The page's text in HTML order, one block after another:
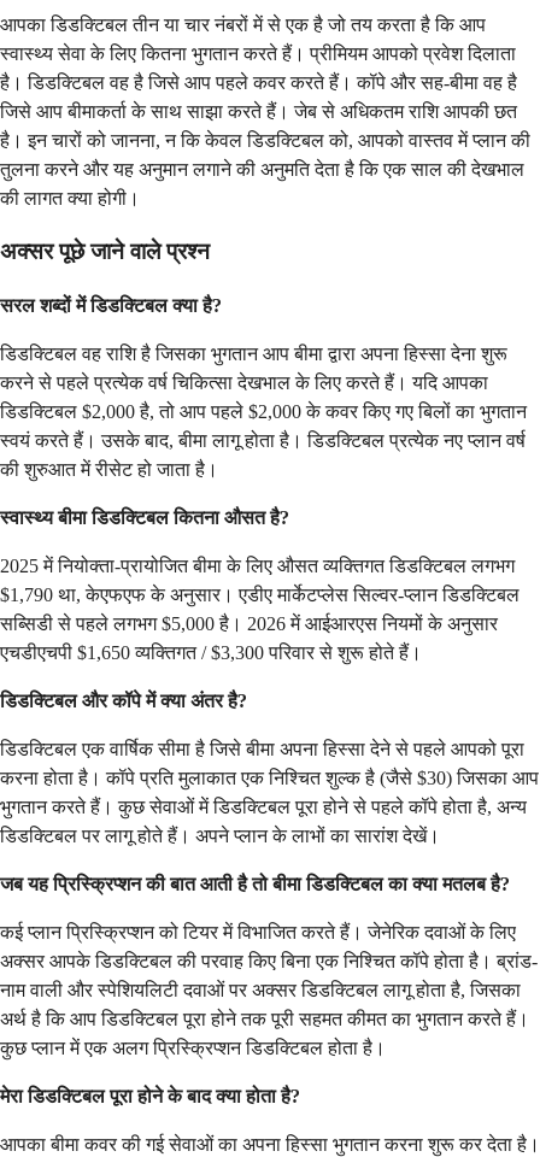
आपका डिडक्टिबल तीन या चार नंबरों में से एक है जो तय करता है कि आप
स्वास्थ्य सेवा के लिए कितना भुगतान करते हैं। प्रीमियम आपको प्रवेश दिलाता
है। डिडक्टिबल वह है जिसे आप पहले कवर करते हैं। कॉपे और सह-बीमा वह है
जिसे आप बीमाकर्ता के साथ साझा करते हैं। जेब से अधिकतम राशि आपकी छत
है। इन चारों को जानना, न कि केवल डिडक्टिबल को, आपको वास्तव में प्लान की
तुलना करने और यह अनुमान लगाने की अनुमति देता है कि एक साल की देखभाल
की लागत क्या होगी।
अक्सर पूछे जाने वाले प्रश्न
सरल शब्दों में डिडक्टिबल क्या है?
डिडक्टिबल वह राशि है जिसका भुगतान आप बीमा द्वारा अपना हिस्सा देना शुरू
करने से पहले प्रत्येक वर्ष चिकित्सा देखभाल के लिए करते हैं। यदि आपका
डिडक्टिबल $2,000 है, तो आप पहले $2,000 के कवर किए गए बिलों का भुगतान
स्वयं करते हैं। उसके बाद, बीमा लागू होता है। डिडक्टिबल प्रत्येक नए प्लान वर्ष
की शुरुआत में रीसेट हो जाता है।
स्वास्थ्य बीमा डिडक्टिबल कितना औसत है?
2025 में नियोक्ता-प्रायोजित बीमा के लिए औसत व्यक्तिगत डिडक्टिबल लगभग
$1,790 था, केएफएफ के अनुसार। एडीए मार्केटप्लेस सिल्वर-प्लान डिडक्टिबल
सब्सिडी से पहले लगभग $5,000 है। 2026 में आईआरएस नियमों के अनुसार
एचडीएचपी $1,650 व्यक्तिगत / $3,300 परिवार से शुरू होते हैं।
डिडक्टिबल और कॉपे में क्या अंतर है?
डिडक्टिबल एक वार्षिक सीमा है जिसे बीमा अपना हिस्सा देने से पहले आपको पूरा
करना होता है। कॉपे प्रति मुलाकात एक निश्चित शुल्क है (जैसे $30) जिसका आप
भुगतान करते हैं। कुछ सेवाओं में डिडक्टिबल पूरा होने से पहले कॉपे होता है, अन्य
डिडक्टिबल पर लागू होते हैं। अपने प्लान के लाभों का सारांश देखें।
जब यह प्रिस्क्रिप्शन की बात आती है तो बीमा डिडक्टिबल का क्या मतलब है?
कई प्लान प्रिस्क्रिप्शन को टियर में विभाजित करते हैं। जेनेरिक दवाओं के लिए
अक्सर आपके डिडक्टिबल की परवाह किए बिना एक निश्चित कॉपे होता है। ब्रांड-
नाम वाली और स्पेशियलिटी दवाओं पर अक्सर डिडक्टिबल लागू होता है, जिसका
अर्थ है कि आप डिडक्टिबल पूरा होने तक पूरी सहमत कीमत का भुगतान करते हैं।
कुछ प्लान में एक अलग प्रिस्क्रिप्शन डिडक्टिबल होता है।
मेरा डिडक्टिबल पूरा होने के बाद क्या होता है?
आपका बीमा कवर की गई सेवाओं का अपना हिस्सा भुगतान करना शुरू कर देता है।